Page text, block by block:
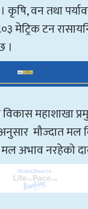
कृषि, वन तथा
मेट्रिक टन
।
विकास महाशाखा
अनुसार मौज्दात
अभाव नरहेको